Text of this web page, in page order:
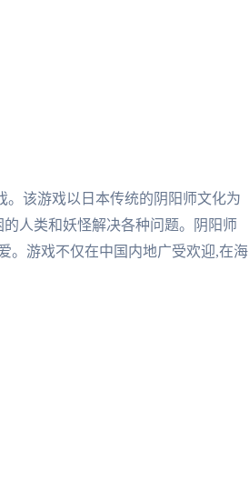
。该游戏以日本传统的阴阳师文化为
人类和妖怪解决各种问题。阴阳师
。游戏不仅在中国内地广受欢迎,在海